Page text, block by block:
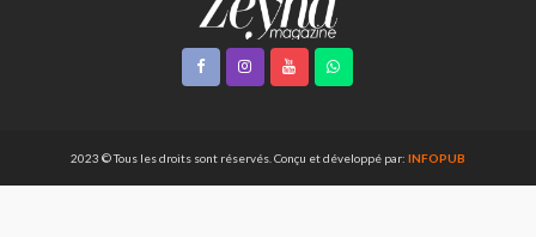
2023 © Tous les droits sont réservés. Conçu et développé par: INFOPUB